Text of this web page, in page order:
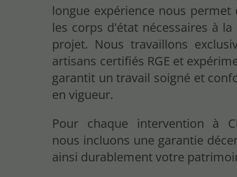
longue expérience nous
les corps d'état nécessaires à
projet. Nous travaillons
artisans certifiés RGE et
garantit un travail soigné et
en vigueur.
Pour chaque intervention à
nous incluons une garantie
ainsi durablement votre